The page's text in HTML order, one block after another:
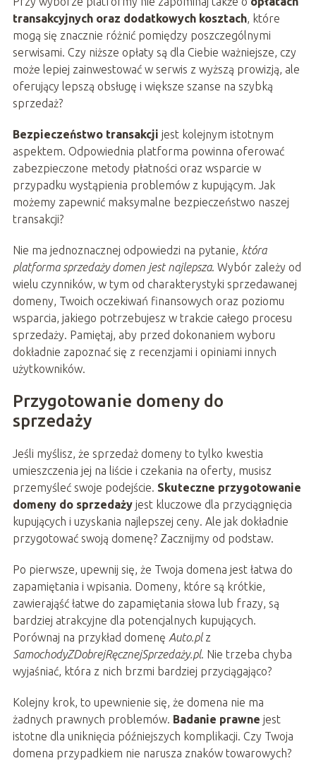
transakcyjnych oraz dodatkowych kosztach, które
mogą się znacznie różnić pomiędzy poszczególnymi
serwisami. Czy niższe opłaty są dla Ciebie ważniejsze, czy
może lepiej zainwestować w serwis z wyższą prowizją, ale
oferujący lepszą obsługę i większe szanse na szybką
sprzedaż?
Bezpieczeństwo transakcji jest kolejnym istotnym
aspektem. Odpowiednia platforma powinna oferować
zabezpieczone metody płatności oraz wsparcie w
przypadku wystąpienia problemów z kupującym. Jak
możemy zapewnić maksymalne bezpieczeństwo naszej
transakcji?
Nie ma jednoznacznej odpowiedzi na pytanie, która
platforma sprzedaży domen jest najlepsza. Wybór zależy od
wielu czynników, w tym od charakterystyki sprzedawanej
domeny, Twoich oczekiwań finansowych oraz poziomu
wsparcia, jakiego potrzebujesz w trakcie całego procesu
sprzedaży. Pamiętaj, aby przed dokonaniem wyboru
dokładnie zapoznać się z recenzjami i opiniami innych
użytkowników.
Przygotowanie domeny do
sprzedaży
Jeśli myślisz, że sprzedaż domeny to tylko kwestia
umieszczenia jej na liście i czekania na oferty, musisz
przemyśleć swoje podejście. Skuteczne przygotowanie
domeny do sprzedażyjest kluczowe dla przyciągnięcia
kupujących i uzyskania najlepszej ceny. Ale jak dokładnie
przygotować swoją domenę? Zacznijmy od podstaw.
Po pierwsze, upewnij się, że Twoja domena jest łatwa do
zapamiętania i wpisania. Domeny, które są krótkie,
zawierająść łatwe do zapamiętania słowa lub frazy, są
bardziej atrakcyjne dla potencjalnych kupujących.
Porównaj na przykład domenę Auto.plz
SamochodyZDobrejRęcznejSprzedaży.pl. Nie trzeba chyba
wyjaśniać, która z nich brzmi bardziej przyciągająco?
Kolejny krok, to upewnienie się, że domena nie ma
żadnych prawnych problemów. Badanie prawne jest
istotne dla uniknięcia późniejszych komplikacji. Czy Twoja
domena przypadkiem nie narusza znaków towarowych?